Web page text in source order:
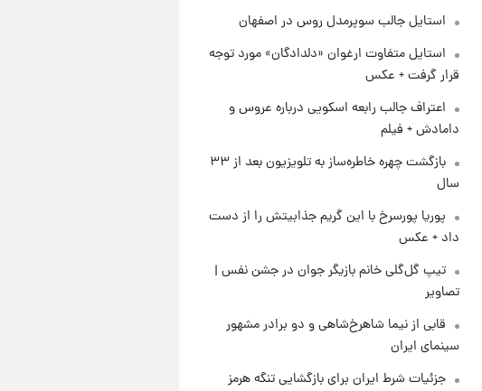
استایل جالب سوپرمدل روس در اصفهان
استایل متفاوت ارغوان «دلدادگان» مورد توجه
قرار گرفت + عکس
اعتراف جالب رابعه اسکویی درباره عروس و
دامادش + فیلم
بازگشت چهره خاطره‌ساز به تلویزیون بعد از ۳۳
سال
پوریا پورسرخ با این گریم جذابیتش را از دست
داد + عکس
تیپ گل‌گلی خانم بازیگر جوان در جشن نفس |
تصاویر
قابی از نیما شاهرخ‌شاهی و دو برادر مشهور
سینمای ایران
جزئیات شرط ایران برای بازگشایی تنگه هرمز